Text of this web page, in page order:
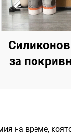
за
на време,